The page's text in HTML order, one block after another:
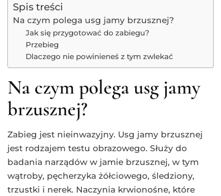
Spis treści
Na czym polega usg jamy brzusznej?
Jak się przygotować do zabiegu?
Przebieg
Dlaczego nie powinieneś z tym zwlekać
Na czym polega usg jamy
brzusznej?
Zabieg jest nieinwazyjny. Usg jamy brzusznej
jest rodzajem testu obrazowego. Służy do
badania narządów w jamie brzusznej, w tym
wątroby, pęcherzyka żółciowego, śledziony,
trzustki i nerek. Naczynia krwionośne, które